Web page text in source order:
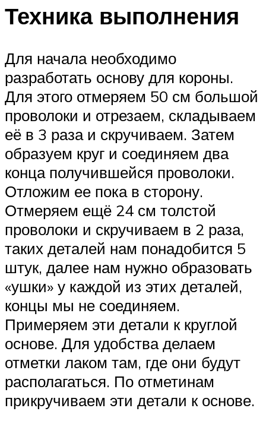
Техника выполнения
Для начала необходимо
разработать основу для короны.
Для этого отмеряем 50 см большой
проволоки и отрезаем, складываем
её в 3 раза и скручиваем. Затем
образуем круг и соединяем два
конца получившейся проволоки.
Отложим ее пока в сторону.
Отмеряем ещё 24 см толстой
проволоки и скручиваем в 2 раза,
таких деталей нам понадобится 5
штук, далее нам нужно образовать
«ушки» у каждой из этих деталей,
концы мы не соединяем.
Примеряем эти детали к круглой
основе. Для удобства делаем
отметки лаком там, где они будут
располагаться. По отметинам
прикручиваем эти детали к основе.